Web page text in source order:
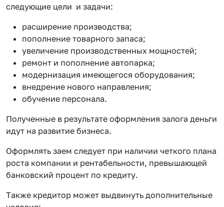
следующие цели и задачи:
расширение производства;
пополнение товарного запаса;
увеличение производственных мощностей;
ремонт и пополнение автопарка;
модернизация имеющегося оборудования;
внедрение нового направления;
обучение персонала.
Полученные в результате оформления залога деньги
идут на развитие бизнеса.
Оформлять заем следует при наличии четкого плана
роста компании и рентабельности, превышающей
банковский процент по кредиту.
Также кредитор может выдвинуть дополнительные